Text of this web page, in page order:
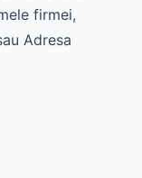
firmei,
Adresa